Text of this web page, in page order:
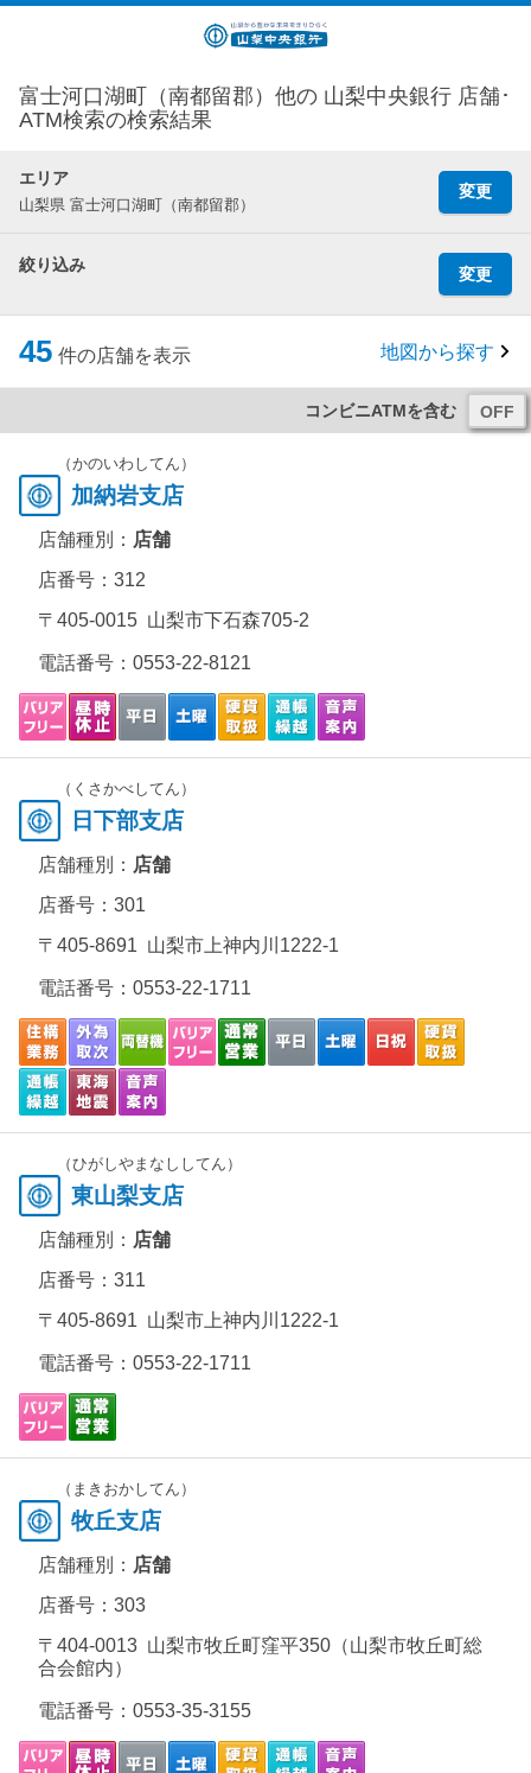
富士河口湖町（南都留郡）他の 山梨中央銀行 店舗･
ATM検索の検索結果
エリア
山梨県 富士河口湖町（南都留郡）
変更
絞り込み 変更
45 件の店舗を表示 地図から探す
コンビニATMを含む
（かのいわしてん）
加納岩支店
店舗種別： 店舗
店番号：312
〒405-0015 山梨市下石森705-2
電話番号： 0553-22-8121
（くさかべしてん）
日下部支店
店舗種別： 店舗
店番号：301
〒405-8691 山梨市上神内川1222-1
電話番号： 0553-22-1711
（ひがしやまなししてん）
東山梨支店
店舗種別： 店舗
店番号：311
〒405-8691 山梨市上神内川1222-1
電話番号： 0553-22-1711
（まきおかしてん）
牧丘支店
店舗種別： 店舗
店番号：303
〒404-0013 山梨市牧丘町窪平350（山梨市牧丘町総
合会館内）
電話番号： 0553-35-3155